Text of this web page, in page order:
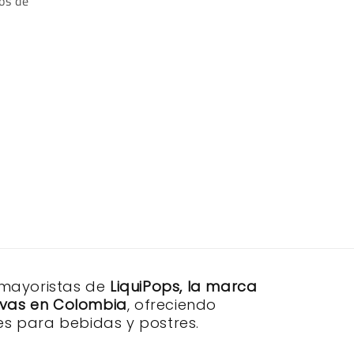
de LiquiPops, la marca
en Colombia, ofreciendo
para bebidas y postres.